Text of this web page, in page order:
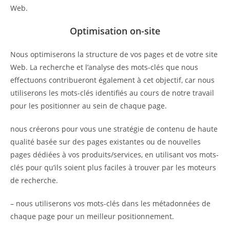
Web.
Optimisation on-site
Nous optimiserons la structure de vos pages et de votre site
Web. La recherche et l’analyse des mots-clés que nous
effectuons contribueront également à cet objectif, car nous
utiliserons les mots-clés identifiés au cours de notre travail
pour les positionner au sein de chaque page.
nous créerons pour vous une stratégie de contenu de haute
qualité basée sur des pages existantes ou de nouvelles
pages dédiées à vos produits/services, en utilisant vos mots-
clés pour qu’ils soient plus faciles à trouver par les moteurs
de recherche.
– nous utiliserons vos mots-clés dans les métadonnées de
chaque page pour un meilleur positionnement.